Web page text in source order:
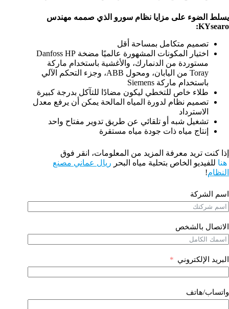
يسلط الضوء على مزايا نظام سورو الذي صممه مهندس
KYsearo:
تصميم متكامل بمساحة أقل
اختيار المكونات المشهورة عالميًا مضخة Danfoss HP
مستوردة من الدنمارك، والأغشية باستخدام ماركة
Toray من اليابان، ومحول ABB، وجزء التحكم الآلي
باستخدام ماركة Siemens
طلاء خاص للتخطي ليكون مضادًا للتآكل بدرجة كبيرة
تصميم نظام لدورة المياه المالحة يمكن أن يرفع معدل
الاسترداد
تشغيل شبه أو تلقائي عن طريق تدوير مفتاح واحد
إنتاج مياه ذات جودة مياه مستقرة
إذا كنت تريد معرفة المزيد من المعلومات، انقر فوق
هنا للفيديو الخاص بتحلية مياه البحر ريال عماني مصنع
النظام!
اسم الشركة
الاتصال بالشخص
البريد الإلكتروني
واتساب/هاتف